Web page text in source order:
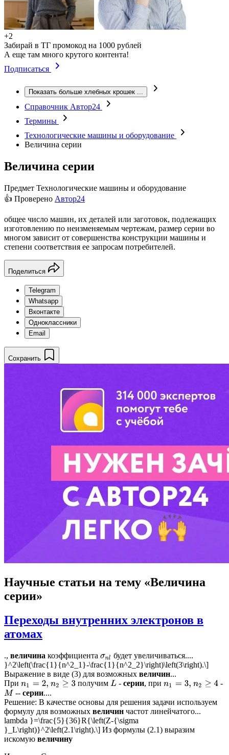
+2
Забирай в ТГ промокод на 1000 рублей
А еще там много крутого контента!
Подписаться
Показать больше хлебных крошек ...
Справочник Автор24
Термины
Технологические машины и оборудование
Величина серии
Величина серии
Предмет Технологические машины и оборудование
👍 Проверено Автор24
общее число машин, их деталей или заготовок, подлежащих
изготовлению по неизменяемым чертежам, размер серии во
многом зависит от совершенства конструкции машины и
степени соответствия ее запросам потребителей.
Поделиться
Telegram
Whatsapp
Вконтакте
Одноклассники
Email
Сохранить
Научные статьи на тему «Величина
серии»
Переходы внутренних электронов в
атомах
., величина коэффициента σnl будет увеличиваться....
}^2\left(\frac{1}{n^2_1}-\frac{1}{n^2_2}\right)\left(3\right).\]
Выражение в виде (3) для возможных величин...
При n1 =2, n2 ≥3 получим L- серии, при n1 =3, n2≥4
-
M -- серии....
Решение: В качестве основы для решения задачи используем
формулу для возможных величин частот линейчатого...
lambda }=\frac{5}{36}R{\left(Z-{\sigma
}_L\right)}^2\left(2.1\right).\] Из формулы (2.1) выразим
искомую величину